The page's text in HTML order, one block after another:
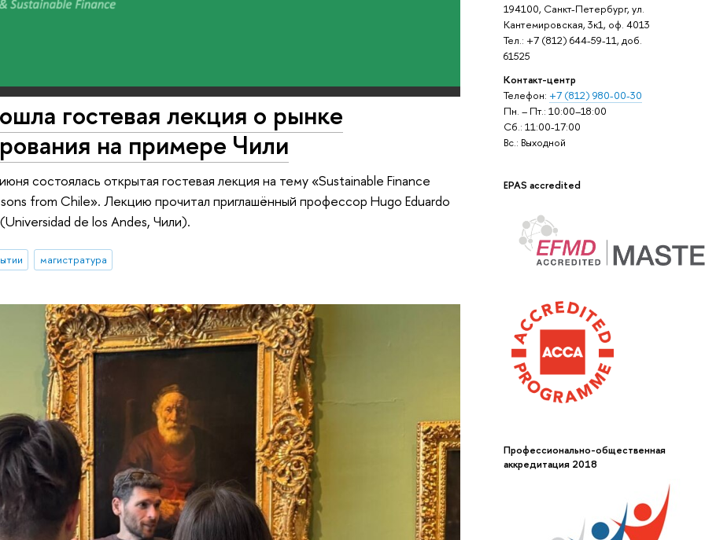
194100, Санкт-Петербург, ул.
Кантемировская, 3к1, оф. 4013
Тел.: +7 (812) 644-59-11, доб.
61525
Контакт-центр
Телефон: +7 (812) 980-00-30
Пн. – Пт.: 10:00–18:00
Сб.: 11:00-17:00
Вс.: Выходной
EPAS accredited
Профессионально-общественная
аккредитация 2018
гостевая лекция о рынке
на примере Чили
состоялась открытая гостевая лекция на тему «Sustainable Finance
from Chile». Лекцию прочитал приглашённый профессор Hugo Eduardo
de los Andes, Чили).
магистратура